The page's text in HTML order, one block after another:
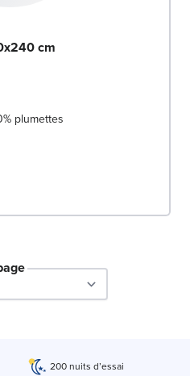
cm
plumettes
200 nuits d’essai